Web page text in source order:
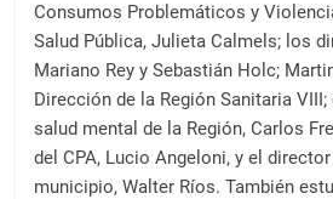
Consumos Problemáticos y
Salud Pública, Julieta Calmels; los
Mariano Rey y Sebastián Holc;
Dirección de la Región Sanitaria
salud mental de la Región, Carlos
del CPA, Lucio Angeloni, y el
municipio, Walter Ríos. También